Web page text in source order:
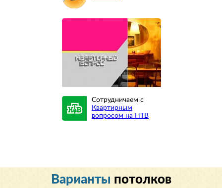
Сотрудничаем с
Квартирным
вопросом на НТВ
Варианты потолков